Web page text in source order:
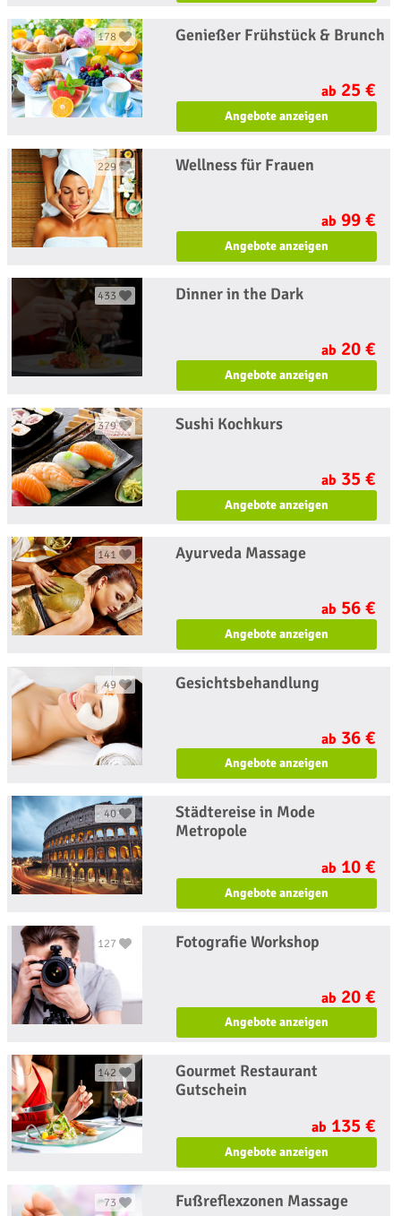
178 Genießer Frühstück & Brunch
ab 25 €
Angebote anzeigen
229 Wellness für Frauen
ab 99 €
Angebote anzeigen
433 Dinner in the Dark
ab 20 €
Angebote anzeigen
379 Sushi Kochkurs
ab 35 €
Angebote anzeigen
141 Ayurveda Massage
ab 56 €
Angebote anzeigen
49 Gesichtsbehandlung
ab 36 €
Angebote anzeigen
40
Städtereise in Mode
Metropole
ab 10 €
Angebote anzeigen
127 Fotografie Workshop
ab 20 €
Angebote anzeigen
142
Gourmet Restaurant
Gutschein
ab 135 €
Angebote anzeigen
73 Fußreflexzonen Massage